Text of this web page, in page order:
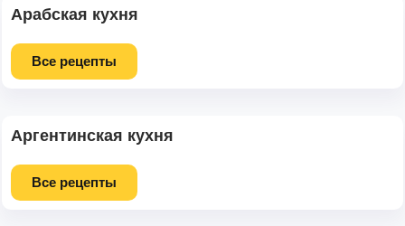
Арабская кухня
Все рецепты
Аргентинская кухня
Все рецепты